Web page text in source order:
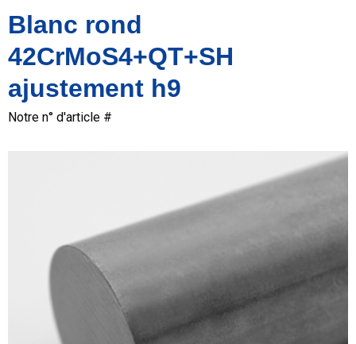
Blanc rond
42CrMoS4+QT+SH
ajustement h9
Notre n° d'article #